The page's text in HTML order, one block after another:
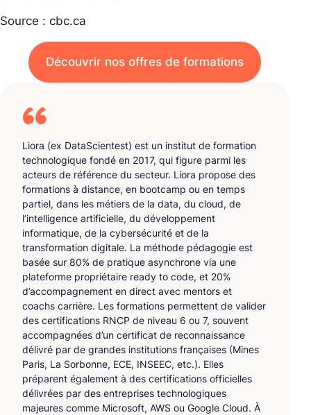
Source : cbc.ca
Découvrir nos offres de formations
Liora (ex DataScientest) est un institut de formation
technologique fondé en 2017, qui figure parmi les
acteurs de référence du secteur. Liora propose des
formations à distance, en bootcamp ou en temps
partiel, dans les métiers de la data, du cloud, de
l’intelligence artificielle, du développement
informatique, de la cybersécurité et de la
transformation digitale. La méthode pédagogie est
basée sur 80% de pratique asynchrone via une
plateforme propriétaire ready to code, et 20%
d’accompagnement en direct avec mentors et
coachs carrière. Les formations permettent de valider
des certifications RNCP de niveau 6 ou 7, souvent
accompagnées d’un certificat de reconnaissance
délivré par de grandes institutions françaises (Mines
Paris, La Sorbonne, ECE, INSEEC, etc.). Elles
préparent également à des certifications officielles
délivrées par des entreprises technologiques
majeures comme Microsoft, AWS ou Google Cloud. À